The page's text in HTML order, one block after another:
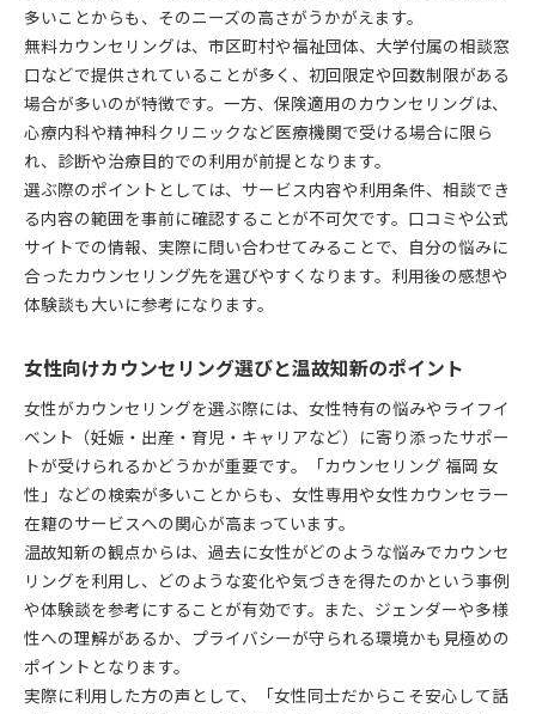
多いことからも、そのニーズの高さがうかがえます。
無料カウンセリングは、市区町村や福祉団体、大学付属の相談窓
口などで提供されていることが多く、初回限定や回数制限がある
場合が多いのが特徴です。一方、保険適用のカウンセリングは、
心療内科や精神科クリニックなど医療機関で受ける場合に限ら
れ、診断や治療目的での利用が前提となります。
選ぶ際のポイントとしては、サービス内容や利用条件、相談でき
る内容の範囲を事前に確認することが不可欠です。口コミや公式
サイトでの情報、実際に問い合わせてみることで、自分の悩みに
合ったカウンセリング先を選びやすくなります。利用後の感想や
体験談も大いに参考になります。
女性向けカウンセリング選びと温故知新のポイント
女性がカウンセリングを選ぶ際には、女性特有の悩みやライフイ
ベント（妊娠・出産・育児・キャリアなど）に寄り添ったサポー
トが受けられるかどうかが重要です。「カウンセリング 福岡 女
性」などの検索が多いことからも、女性専用や女性カウンセラー
在籍のサービスへの関心が高まっています。
温故知新の観点からは、過去に女性がどのような悩みでカウンセ
リングを利用し、どのような変化や気づきを得たのかという事例
や体験談を参考にすることが有効です。また、ジェンダーや多様
性への理解があるか、プライバシーが守られる環境かも見極めの
ポイントとなります。
実際に利用した方の声として、「女性同士だからこそ安心して話